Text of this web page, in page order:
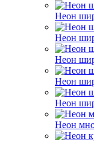
Неон
Неон
Неон
Неон
Неон
Неон